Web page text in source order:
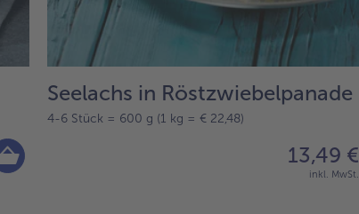
Seelachs in Röstzwiebelpanade
4-6 Stück = 600 g (1 kg = € 22,48)
13,49 €
inkl. MwSt.